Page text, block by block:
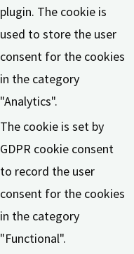
plugin. The cookie is
used to store the user
consent for the cookies
in the category
"Analytics".
The cookie is set by
GDPR cookie consent
to record the user
consent for the cookies
in the category
"Functional".